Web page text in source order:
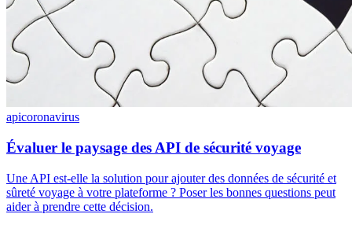
apicoronavirus
Évaluer le paysage des API de sécurité voyage
Une API est-elle la solution pour ajouter des données de sécurité et
sûreté voyage à votre plateforme ? Poser les bonnes questions peut
aider à prendre cette décision.